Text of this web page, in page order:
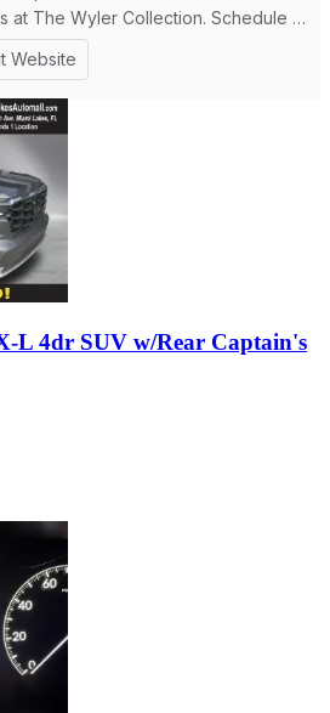
L 4dr SUV w/Rear Captain's